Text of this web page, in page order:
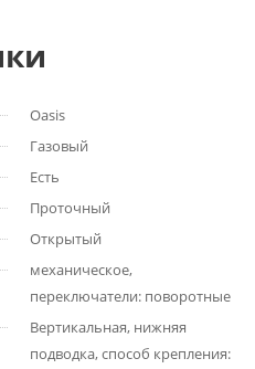
Oasis
Газовый
Есть
Проточный
Открытый
механическое,
переключатели: поворотные
Вертикальная, нижняя
подводка, способ крепления: